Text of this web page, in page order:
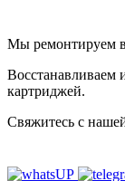
Мы ремонтируем
Восстанавливаем
картриджей.
Свяжитесь с